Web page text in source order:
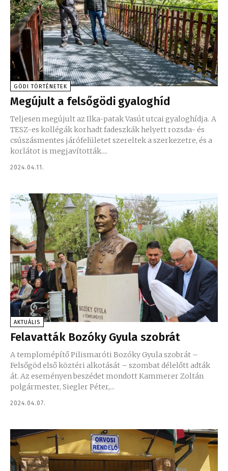
GÖDI TÖRTÉNETEK
Megújult a felsőgödi gyaloghíd
Teljesen megújult az Ilka-patak Vasút utcai gyaloghídja. A
TESZ-es kollégák korhadt fadeszkák helyett rozsda- és
csúszásmentes járófelületet szereltek a szerkezetre, és a
korlátot is megjavították....
2024.04.11.
AKTUÁLIS
Felavatták Bozóky Gyula szobrát
A templomépítő Pilismaróti Bozóky Gyula szobrát –
Felsőgöd első köztéri alkotását – szombat délelőtt adták
át. Az eseményen beszédet mondott Kammerer Zoltán
polgármester, Siegler Péter,...
2024.04.07.